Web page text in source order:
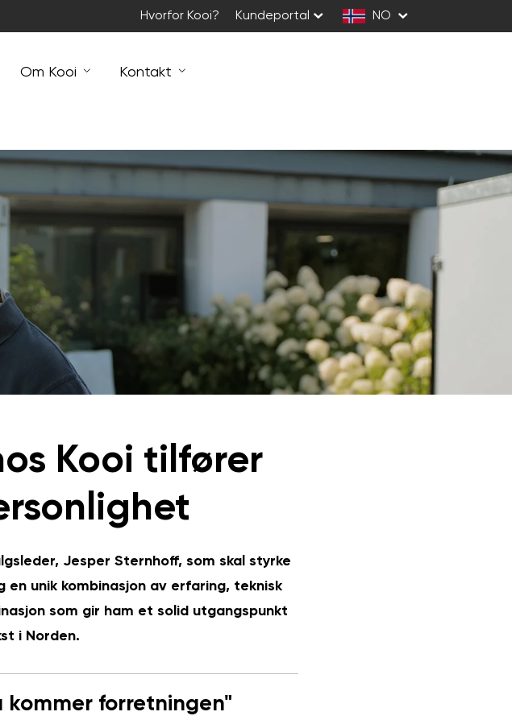
Hvorfor Kooi? Kundeportal NO
Om Kooi Kontakt
Kooi tilfører
Jesper Sternhoff, som skal styrke
en unik kombinasjon av erfaring, teknisk
som gir ham et solid utgangspunkt
i Norden.
kommer forretningen"